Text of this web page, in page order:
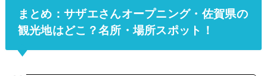
まとめ：サザエさんオープニング・佐賀県の
観光地はどこ？名所・場所スポット！